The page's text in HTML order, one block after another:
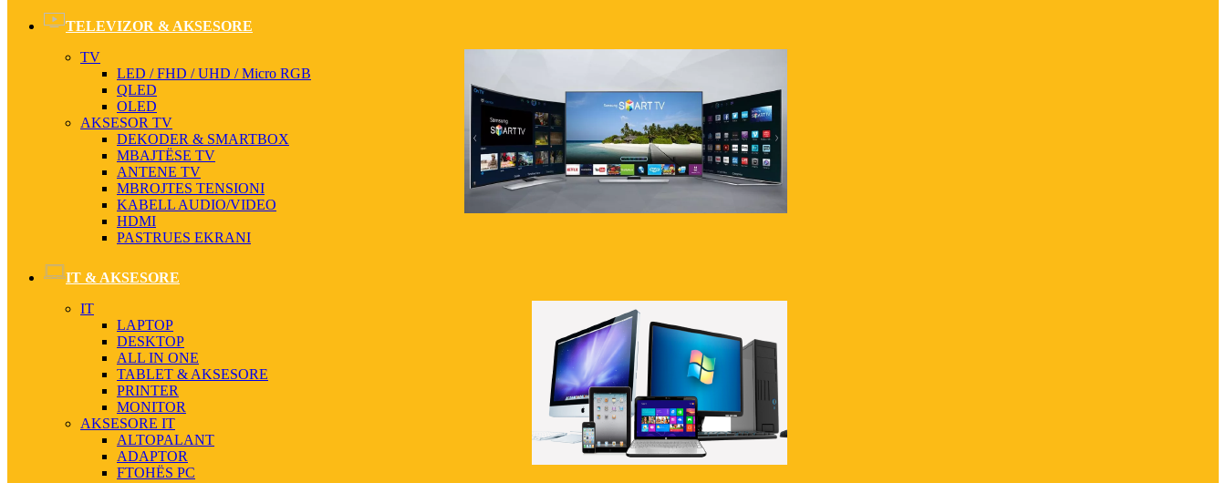
TELEVIZOR & AKSESORE
TV
LED / FHD / UHD / Micro RGB
QLED
OLED
AKSESOR TV
DEKODER & SMARTBOX
MBAJTËSE TV
ANTENE TV
MBROJTES TENSIONI
KABELL AUDIO/VIDEO
HDMI
PASTRUES EKRANI
IT & AKSESORE
IT
LAPTOP
DESKTOP
ALL IN ONE
TABLET & AKSESORE
PRINTER
MONITOR
AKSESORE IT
ALTOPALANT
ADAPTOR
FTOHËS PC